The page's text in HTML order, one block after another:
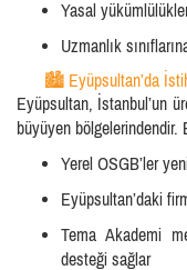
Yasal
Uzmanlık
🏙️ Eyüpsultan’da
Eyüpsultan, İstanbul’un
büyüyen bölgelerindendir.
Yerel OSGB’ler
Eyüpsultan’daki
Tema Akademi
desteği sağlar